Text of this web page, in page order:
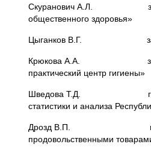
Скуранович А.Л.
общественного здоровья»
Цыганков В.Г. заведующий
Крюкова А.А. заведующая
практический центр гигиены»
Шведова Т.Д. главный
статистики и анализа
Дрозд В.П. главный
продовольственными